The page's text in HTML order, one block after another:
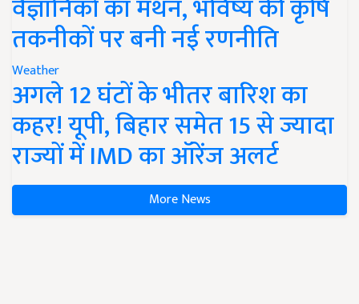
वैज्ञानिकों का मंथन, भविष्य की कृषि
तकनीकों पर बनी नई रणनीति
Weather
अगले 12 घंटों के भीतर बारिश का
कहर! यूपी, बिहार समेत 15 से ज्यादा
राज्यों में IMD का ऑरेंज अलर्ट
More News